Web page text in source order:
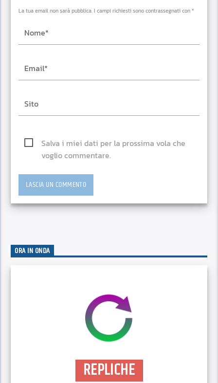
La tua email non sarà pubblica. I campi richiesti sono contrassegnati con *
Salva i miei dati per la prossima vola che
voglio commentare.
ORA IN ONDA
REPLICHE